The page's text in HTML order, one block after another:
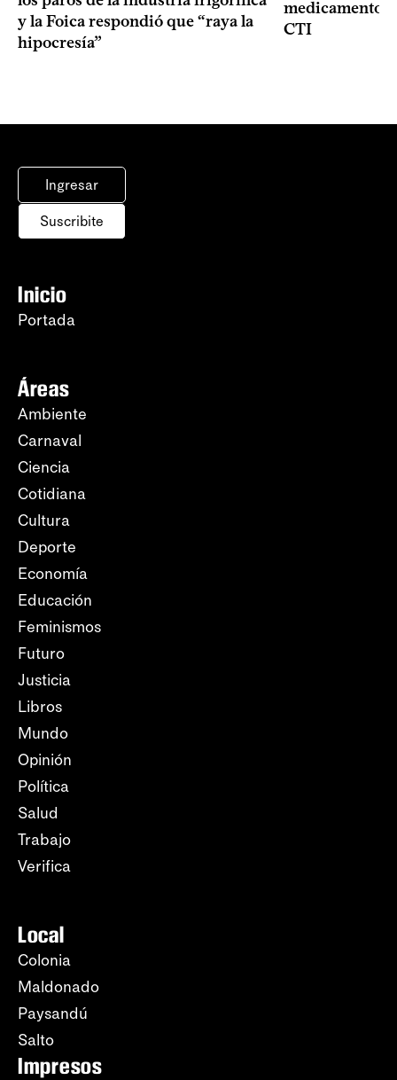
y la Foica respondió que “raya la
hipocresía”
medicamentos
CTI
Ingresar
Suscribite
Inicio
Portada
Áreas
Ambiente
Carnaval
Ciencia
Cotidiana
Cultura
Deporte
Economía
Educación
Feminismos
Futuro
Justicia
Libros
Mundo
Opinión
Política
Salud
Trabajo
Verifica
Local
Colonia
Maldonado
Paysandú
Salto
Impresos